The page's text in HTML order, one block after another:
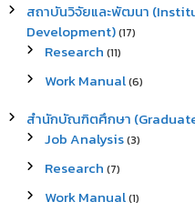
สถาบันวิจัยและพัฒนา
Development)(17)
Research (11)
Work Manual(6)
สำนักบัณฑิตศึกษา
Job Analysis(3)
Research (7)
Work Manual(1)